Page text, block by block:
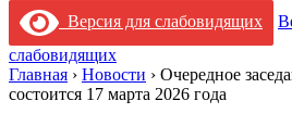
Версия для слабовидящих
слабовидящих
Главная › Новости › Очередное
состоится 17 марта 2026 года